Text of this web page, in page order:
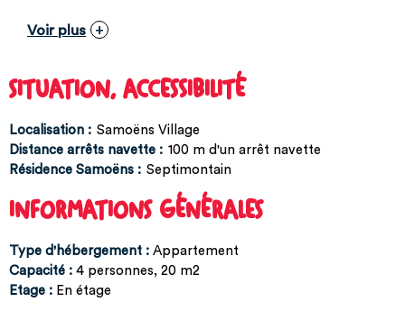
Voir plus
SITUATION, ACCESSIBILITÉ
Localisation : Samoëns Village
Distance arrêts navette : 100 m d'un arrêt navette
Résidence Samoëns : Septimontain
INFORMATIONS GÉNÉRALES
Type d'hébergement : Appartement
Capacité : 4 personnes 20 m2
Etage : En étage